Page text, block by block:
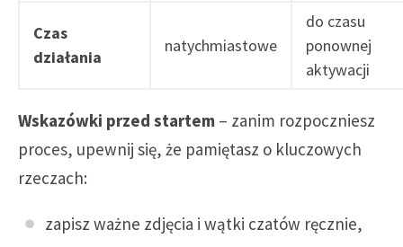
Czas
działania
natychmiastowe
do czasu
ponownej
aktywacji
Wskazówki przed startem – zanim rozpoczniesz
proces, upewnij się, że pamiętasz o kluczowych
rzeczach:
zapisz ważne zdjęcia i wątki czatów ręcznie,